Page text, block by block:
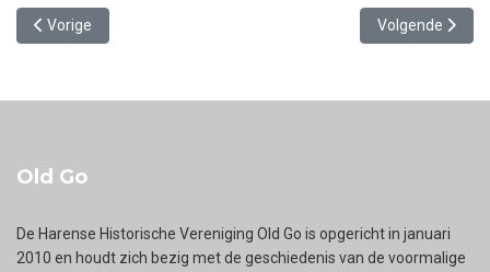
Vorig artikel: Waar is de betonnen knotwilg van de Grontmij
Vorige Volgende
Volgende
Old Go
De Harense Historische Vereniging Old Go is opgericht in januari
2010 en houdt zich bezig met de geschiedenis van de voormalige